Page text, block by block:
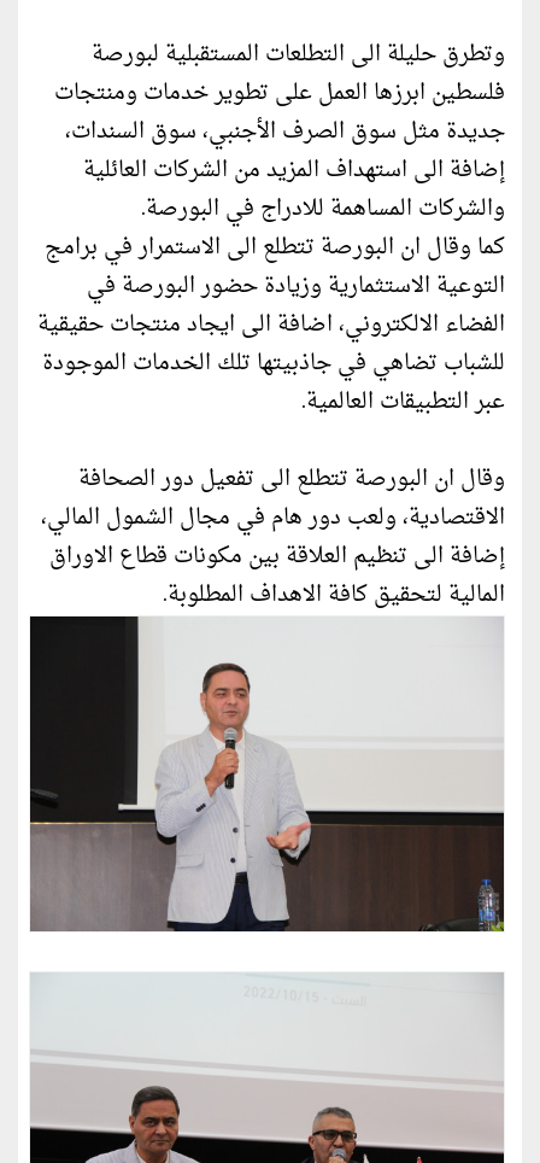
وتطرق حليلة الى التطلعات المستقبلية لبورصة
فلسطين ابرزها العمل على تطوير خدمات ومنتجات
جديدة مثل سوق الصرف الأجنبي، سوق السندات،
إضافة الى استهداف المزيد من الشركات العائلية
والشركات المساهمة للادراج في البورصة.
كما وقال ان البورصة تتطلع الى الاستمرار في برامج
التوعية الاستثمارية وزيادة حضور البورصة في
الفضاء الالكتروني، اضافة الى ايجاد منتجات حقيقية
للشباب تضاهي في جاذبيتها تلك الخدمات الموجودة
عبر التطبيقات العالمية.
وقال ان البورصة تتطلع الى تفعيل دور الصحافة
الاقتصادية، ولعب دور هام في مجال الشمول المالي،
إضافة الى تنظيم العلاقة بين مكونات قطاع الاوراق
المالية لتحقيق كافة الاهداف المطلوبة.